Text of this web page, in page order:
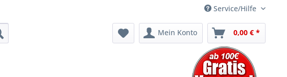
Service/Hilfe
Mein Konto 0,00 € *